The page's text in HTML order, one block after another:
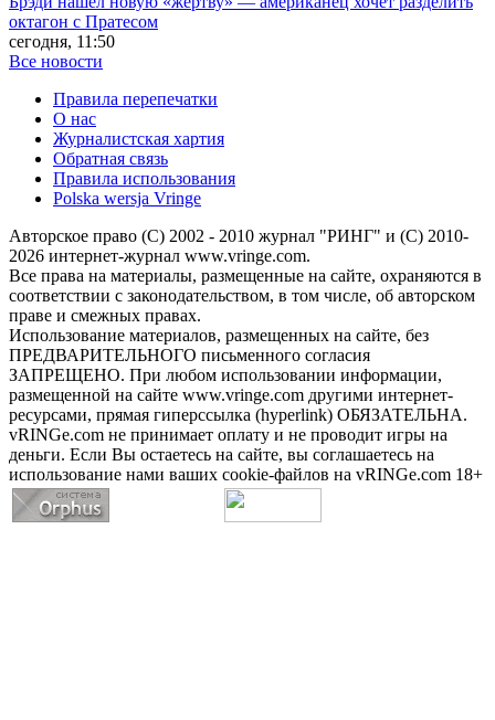
октагон с Пратесом
сегодня, 11:50
Все новости
Правила перепечатки
О нас
Журналистская хартия
Обратная связь
Правила использования
Polska wersja Vringe
Авторское право (С) 2002 - 2010 журнал "РИНГ" и (С) 2010-
2026 интернет-журнал www.vringe.com.
Все права на материалы, размещенные на сайте, охраняются в
соответствии с законодательством, в том числе, об авторском
праве и смежных правах.
Использование материалов, размещенных на сайте, без
ПРЕДВАРИТЕЛЬНОГО письменного согласия
ЗАПРЕЩЕНО. При любом использовании информации,
размещенной на сайте www.vringe.com другими интернет-
ресурсами, прямая гиперссылка (hyperlink) ОБЯЗАТЕЛЬНА.
vRINGe.com не принимает оплату и не проводит игры на
деньги. Если Вы остаетесь на сайте, вы соглашаетесь на
использование нами ваших cookie-файлов на vRINGe.com 18+